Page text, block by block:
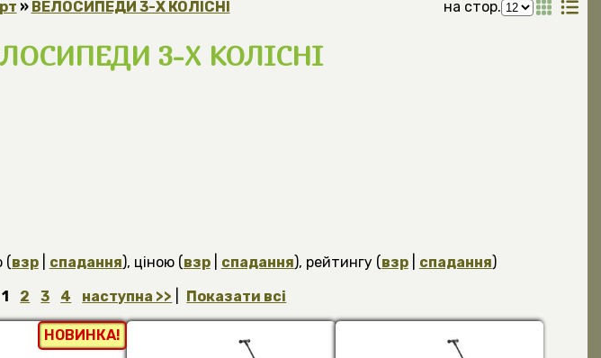
на стор.
» ВЕЛОСИПЕДИ 3-Х КОЛІСНІ
3-Х КОЛІСНІ
(взр| спадання), ціною (взр| спадання), рейтингу (взр| спадання)
1
2 3 4 наступна >> Показати всі
НОВИНКА!